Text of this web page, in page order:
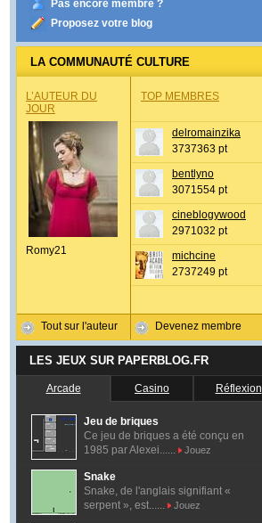
Pas encore membre ?
Proposez votre blog
LA COMMUNAUTÉ CULTURE
L’AUTEUR DU
JOUR
Romy21
Tout sur l'auteur
TOP MEMBRES
delromainzika
3737363 pt
bentlyno
3071554 pt
cineblogywood
2971032 pt
michcine
2737249 pt
Devenez membre
LES JEUX SUR PAPERBLOG.FR
Arcade Casino Réflexion
Jeu de briques
Ce jeu de briques a été conçu en
1985 par Alexei......
Jouez
Snake
Snake, de l'anglais signifiant «
serpent », est......
Jouez